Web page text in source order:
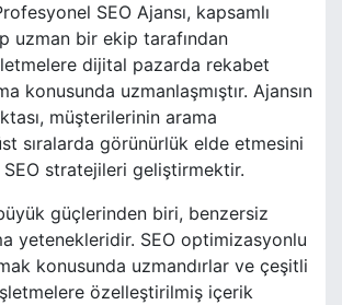
SEO Ajansı, kapsamlı
uzman bir ekip tarafından
dijital pazarda rekabet
konusunda uzmanlaşmıştır. Ajansın
müşterilerinin arama
sıralarda görünürlük elde etmesini
stratejileri geliştirmektir.
güçlerinden biri, benzersiz
yetenekleridir. SEO optimizasyonlu
konusunda uzmandırlar ve çeşitli
özelleştirilmiş içerik